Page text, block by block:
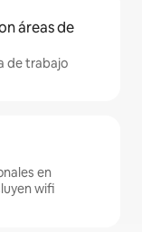
áreas de
de trabajo
en
wifi